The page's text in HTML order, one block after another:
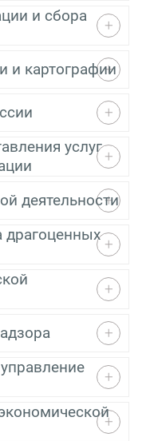
и сбора
и картографии
услуг
деятельности
драгоценных